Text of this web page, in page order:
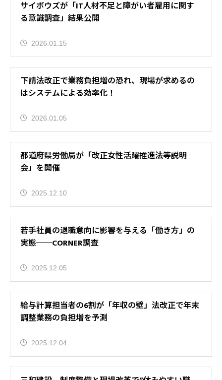
サイボウズが「IT人材不足と障がい者雇用に関す
る意識調査」結果公開
2026.01.15
下請法改正で業務負担増の恐れ、現場が求めるの
はシステムによる効率化！
2026.01.05
都道府県労働局が「改正女性活躍推進法等説明
会」を開催
2025.12.10
若手社員の退職意向に影響を与える「働き方」の
実態──CORNER調査
2025.12.05
給与計算担当者の6割が「年収の壁」法改正で年末
調整業務の負担増を予測
2025.12.04